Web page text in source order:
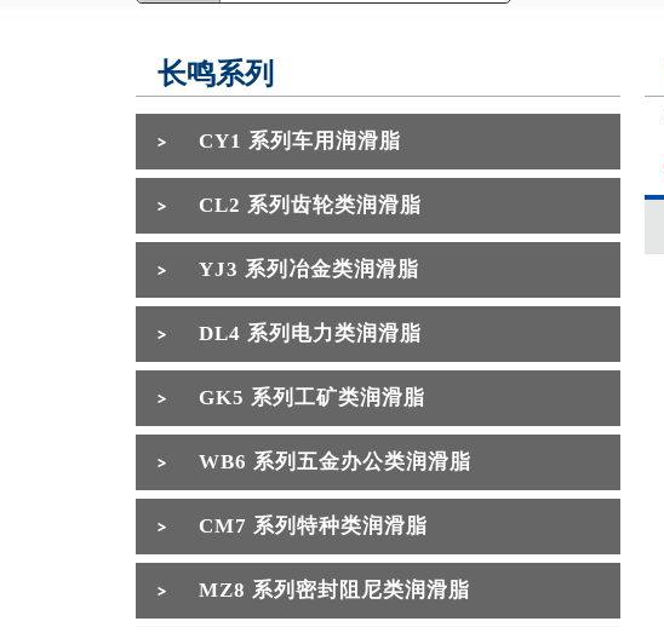
长鸣系列
CY1 系列车用润滑脂
CL2 系列齿轮类润滑脂
YJ3 系列冶金类润滑脂
DL4 系列电力类润滑脂
GK5 系列工矿类润滑脂
WB6 系列五金办公类润滑脂
CM7 系列特种类润滑脂
MZ8 系列密封阻尼类润滑脂